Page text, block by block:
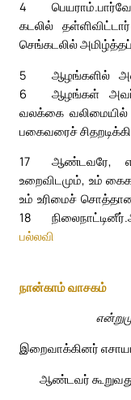
பெயராம்.
4
கடலில்
செங்கடலில்
5
ஆழங்களில்
ஆழங்கள்
6
வலக்கை
பகைவரைச்
17
ஆண்டவரே,
உறைவிடமும், உம்
உம் உரிமைச்
நிலைநாட்டினீர்.
18
பல்லவி
நான்காம் வாசகம்
இறைவாக்கினர் எசாயா
ஆண்டவர்